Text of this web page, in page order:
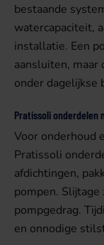
bestaande
watercapaciteit,
installatie. Een
aansluiten,
onder dagelijkse
Pratissoli onderdelen
Voor onderhoud
Pratissoli
afdichtingen,
pompen.
pompgedrag.
en onnodige